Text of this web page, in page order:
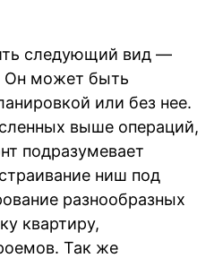
следующий вид —
Он может быть
или без нее.
выше операций,
подразумевает
ниш под
разнообразных
квартиру,
Так же